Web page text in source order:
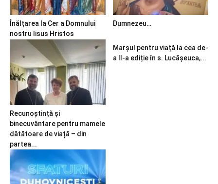
Înălțarea la Cer a Domnului
nostru Iisus Hristos
Dumnezeu…
Recunoștință și
binecuvântare pentru mamele
dătătoare de viață – din
partea...
Marșul pentru viață la cea de-
a II-a ediție în s. Lucășeuca,...